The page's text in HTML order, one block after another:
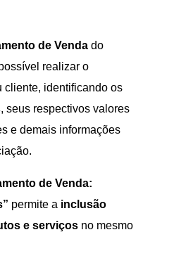
de Venda do
realizar o
cliente, identificando os
, seus respectivos valores
e demais informações
de Venda:
permite a inclusão
e serviços no mesmo